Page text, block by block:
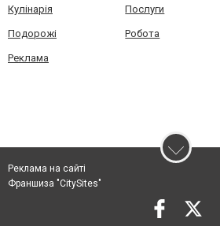
Кулінарія Послуги
Подорожі Робота
Реклама
Реклама на сайті
Франшиза "CitySites"